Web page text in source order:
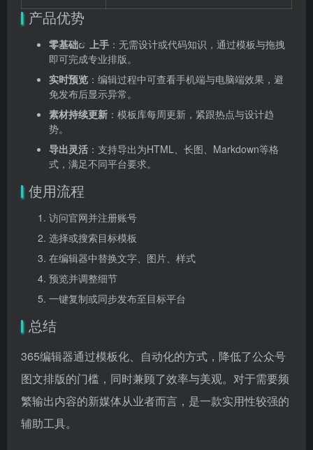
产品优势
零基础 上手 ：无需设计或代码知识，通过模板与拖拽
即可完成专业排版。
实时预览 ：编辑过程中可查看手机端与电脑端效果，避
免发布后显示异常。
素材持续更新 ：模板库每周更新，紧跟热点与设计趋
势。
导出灵活 ：支持导出为HTML、长图、Markdown等格
式，满足不同平台要求。
使用流程
访问官网并注册账号
选择或搜索目标模板
在编辑器中替换文字、图片、样式
预览并调整细节
一键复制或同步发布至目标平台
总结
365编辑器通过模板化、自动化的方式，降低了公众号
图文排版的门槛，同时兼顾了效率与美观。对于需要频
繁输出内容的新媒体从业者而言，是一款实用性较强的
辅助工具。